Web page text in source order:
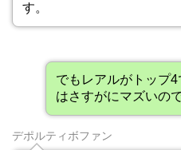
す。
でもレアルがトップ
はさすがにマズいの
デポルティボファン